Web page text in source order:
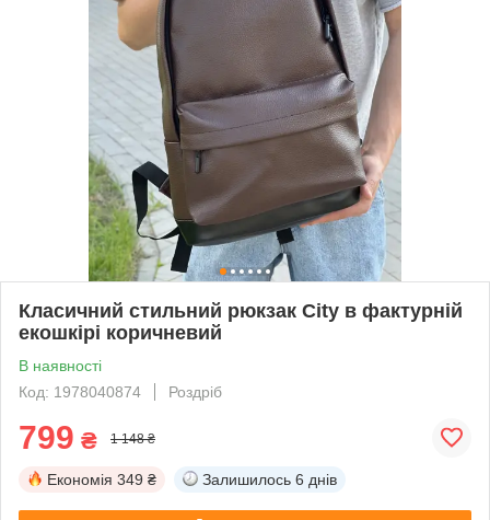
Класичний стильний рюкзак City в фактурній
екошкірі коричневий
В наявності
Код: 1978040874
Роздріб
799 ₴ 1 148 ₴
Економія 349 ₴ Залишилось 6 днів